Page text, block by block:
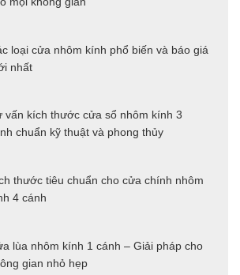
loại cửa nhôm kính phổ biến và báo giá
nhất
vấn kích thước cửa sổ nhôm kính 3
chuẩn kỹ thuật và phong thủy
thước tiêu chuẩn cho cửa chính nhôm
4 cánh
lùa nhôm kính 1 cánh – Giải pháp cho
gian nhỏ hẹp